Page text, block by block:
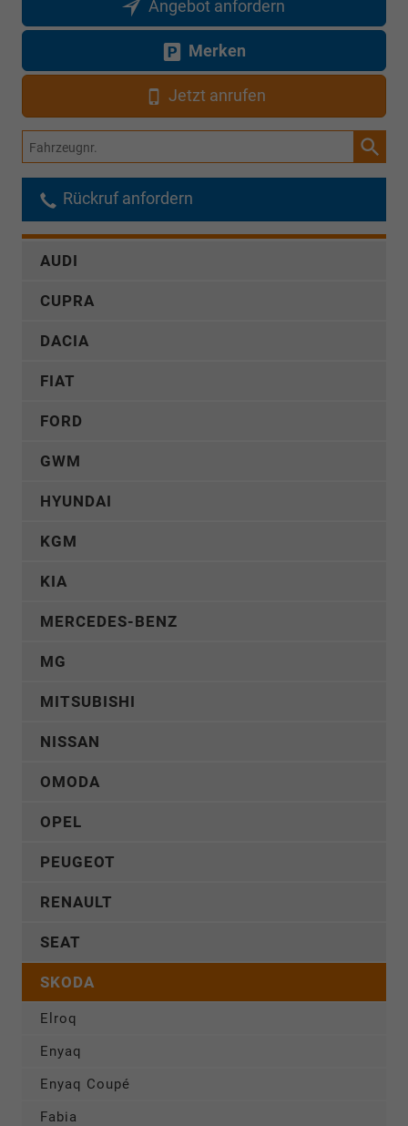
Angebot anfordern
Merken
Jetzt anrufen
Fahrzeugnr.
Rückruf anfordern
AUDI
CUPRA
DACIA
FIAT
FORD
GWM
HYUNDAI
KGM
KIA
MERCEDES-BENZ
MG
MITSUBISHI
NISSAN
OMODA
OPEL
PEUGEOT
RENAULT
SEAT
SKODA
Elroq
Enyaq
Enyaq Coupé
Fabia